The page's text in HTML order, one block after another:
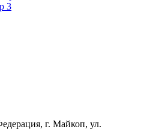
3
г. Майкоп, ул.